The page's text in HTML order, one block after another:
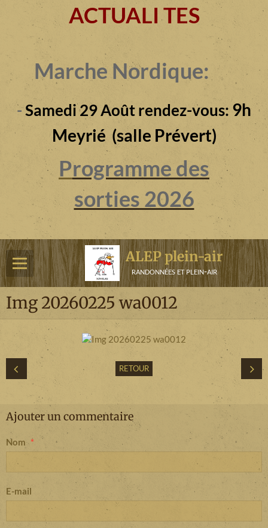
ACTUALI TES
Marche Nordique:
-Samedi 29 Août rendez-vous: 9h
Meyrié (salle Prévert)
Programme des
sorties 2026
ALEP plein-air
randonnées et plein-air
Img 20260225 wa0012
RETOUR
Ajouter un commentaire
Nom
E-mail